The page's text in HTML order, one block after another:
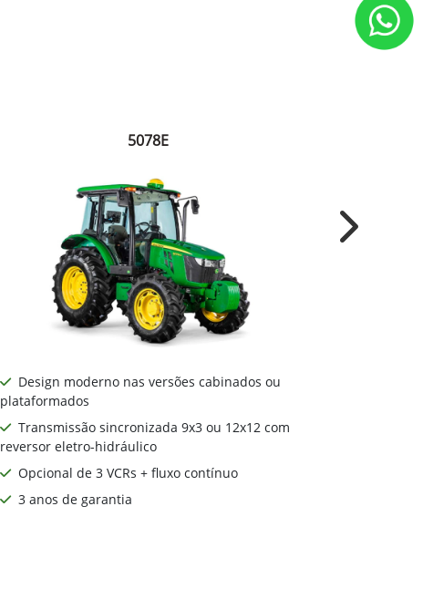
5078E
Design moderno nas versões cabinados ou
plataformados
Transmissão sincronizada 9x3 ou 12x12 com
reversor eletro-hidráulico
Opcional de 3 VCRs + fluxo contínuo
3 anos de garantia
Next